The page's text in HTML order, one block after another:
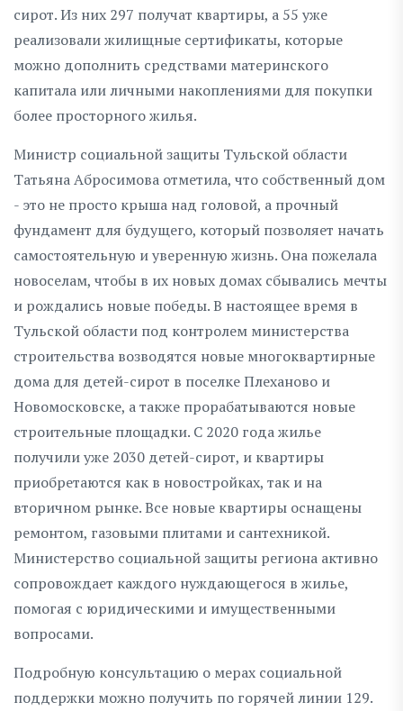
сирот. Из них 297 получат квартиры, а 55 уже
реализовали жилищные сертификаты, которые
можно дополнить средствами материнского
капитала или личными накоплениями для покупки
более просторного жилья.
Министр социальной защиты Тульской области
Татьяна Абросимова отметила, что собственный дом
- это не просто крыша над головой, а прочный
фундамент для будущего, который позволяет начать
самостоятельную и уверенную жизнь. Она пожелала
новоселам, чтобы в их новых домах сбывались мечты
и рождались новые победы. В настоящее время в
Тульской области под контролем министерства
строительства возводятся новые многоквартирные
дома для детей-сирот в поселке Плеханово и
Новомосковске, а также прорабатываются новые
строительные площадки. С 2020 года жилье
получили уже 2030 детей-сирот, и квартиры
приобретаются как в новостройках, так и на
вторичном рынке. Все новые квартиры оснащены
ремонтом, газовыми плитами и сантехникой.
Министерство социальной защиты региона активно
сопровождает каждого нуждающегося в жилье,
помогая с юридическими и имущественными
вопросами.
Подробную консультацию о мерах социальной
поддержки можно получить по горячей линии 129.